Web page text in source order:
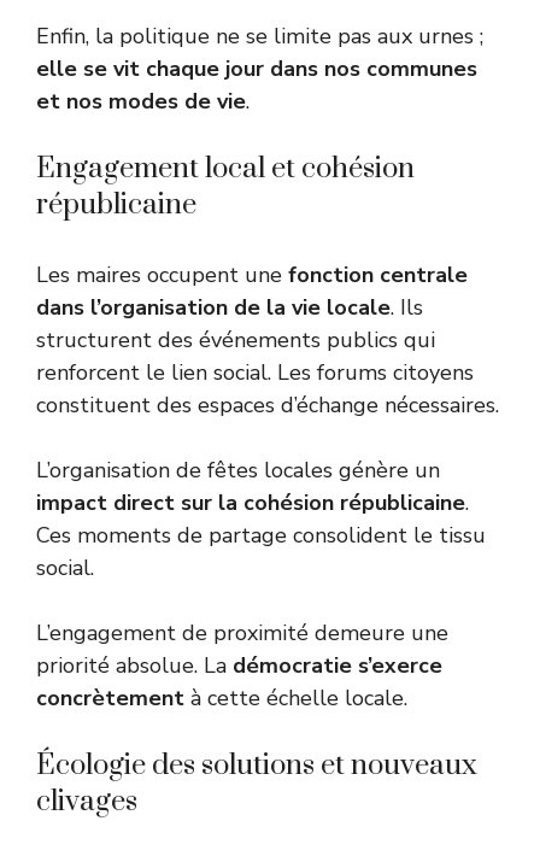
Enfin, la politique ne se limite pas aux urnes ;
elle se vit chaque jour dans nos communes
et nos modes de vie.
Engagement local et cohésion
républicaine
Les maires occupent une fonction centrale
dans l’organisation de la vie locale. Ils
structurent des événements publics qui
renforcent le lien social. Les forums citoyens
constituent des espaces d’échange nécessaires.
L’organisation de fêtes locales génère un
impact direct sur la cohésion républicaine.
Ces moments de partage consolident le tissu
social.
L’engagement de proximité demeure une
priorité absolue. La démocratie s’exerce
concrètement à cette échelle locale.
Écologie des solutions et nouveaux
clivages